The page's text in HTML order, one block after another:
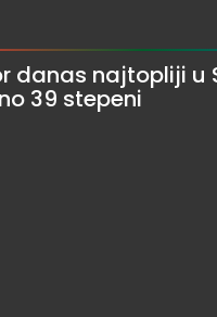
danas najtopliji u
39 stepeni